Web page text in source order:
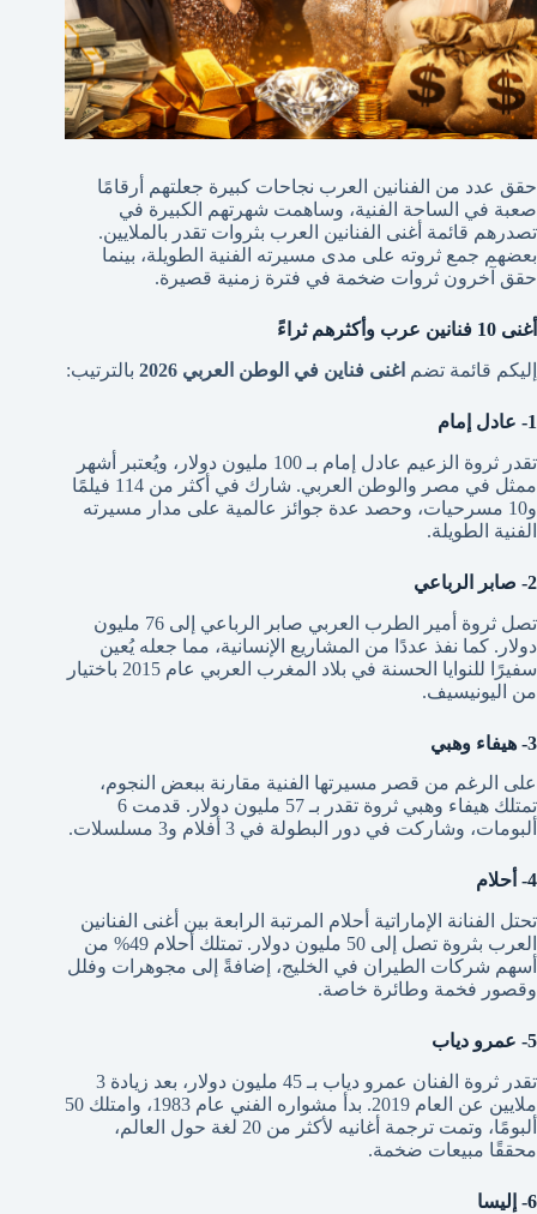
حقق عدد من الفنانين العرب نجاحات كبيرة جعلتهم أرقامًا
صعبة في الساحة الفنية، وساهمت شهرتهم الكبيرة في
تصدرهم قائمة أغنى الفنانين العرب بثروات تقدر بالملايين.
بعضهم جمع ثروته على مدى مسيرته الفنية الطويلة، بينما
حقق آخرون ثروات ضخمة في فترة زمنية قصيرة.
أغنى 10 فنانين عرب وأكثرهم ثراءً
إليكم قائمة تضم اغنى فناين في الوطن العربي 2026 بالترتيب:
1- عادل إمام
تقدر ثروة الزعيم عادل إمام بـ 100 مليون دولار، ويُعتبر أشهر
ممثل في مصر والوطن العربي. شارك في أكثر من 114 فيلمًا
و10 مسرحيات، وحصد عدة جوائز عالمية على مدار مسيرته
الفنية الطويلة.
2- صابر الرباعي
تصل ثروة أمير الطرب العربي صابر الرباعي إلى 76 مليون
دولار. كما نفذ عددًا من المشاريع الإنسانية، مما جعله يُعين
سفيرًا للنوايا الحسنة في بلاد المغرب العربي عام 2015 باختيار
من اليونيسيف.
3- هيفاء وهبي
على الرغم من قصر مسيرتها الفنية مقارنة ببعض النجوم،
تمتلك هيفاء وهبي ثروة تقدر بـ 57 مليون دولار. قدمت 6
ألبومات، وشاركت في دور البطولة في 3 أفلام و3 مسلسلات.
4- أحلام
تحتل الفنانة الإماراتية أحلام المرتبة الرابعة بين أغنى الفنانين
العرب بثروة تصل إلى 50 مليون دولار. تمتلك أحلام 49% من
أسهم شركات الطيران في الخليج، إضافةً إلى مجوهرات وفلل
وقصور فخمة وطائرة خاصة.
5- عمرو دياب
تقدر ثروة الفنان عمرو دياب بـ 45 مليون دولار، بعد زيادة 3
ملايين عن العام 2019. بدأ مشواره الفني عام 1983، وامتلك 50
ألبومًا، وتمت ترجمة أغانيه لأكثر من 20 لغة حول العالم،
محققًا مبيعات ضخمة.
6- إليسا